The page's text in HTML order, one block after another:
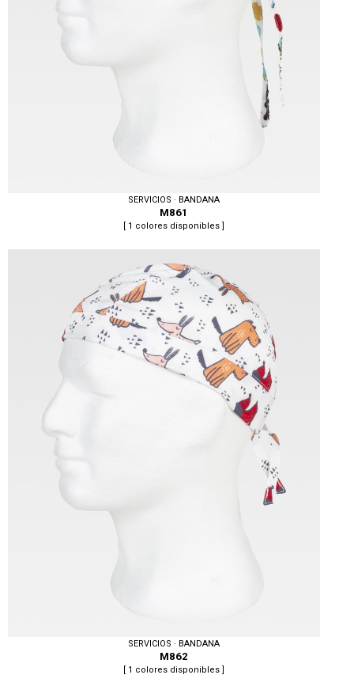
SERVICIOS · BANDANA
M861
[ 1 colores disponibles ]
SERVICIOS · BANDANA
M862
[ 1 colores disponibles ]